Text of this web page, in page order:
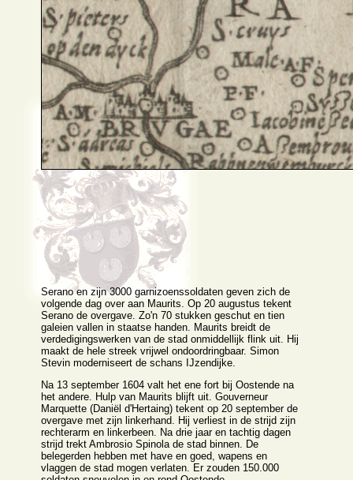
Serano en zijn 3000 garnizoenssoldaten geven zich de
volgende dag over aan Maurits. Op 20 augustus tekent
Serano de overgave. Zo'n 70 stukken geschut en tien
galeien vallen in staatse handen. Maurits breidt de
verdedigingswerken van de stad onmiddellijk flink uit. Hij
maakt de hele streek vrijwel ondoordringbaar. Simon
Stevin moderniseert de schans IJzendijke.
Na 13 september 1604 valt het ene fort bij Oostende na
het andere. Hulp van Maurits blijft uit. Gouverneur
Marquette (Daniël d'Hertaing) tekent op 20 september de
overgave met zijn linkerhand. Hij verliest in de strijd zijn
rechterarm en linkerbeen. Na drie jaar en tachtig dagen
strijd trekt Ambrosio Spinola de stad binnen. De
belegerden hebben met have en goed, wapens en
vlaggen de stad mogen verlaten. Er zouden 150.000